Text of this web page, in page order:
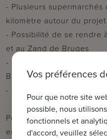
- Plusieurs
kilomètre autour du projet
- Possibilité de se rendre
et au Zand de Bruges
- Promenades à pied et à
Bruges
- Fitness et piscine à
Pour de plus amples
engagement, contactez
Vos préférences
Pour que notre site
possible, nous
fonctionnels et
d'accord, veuillez